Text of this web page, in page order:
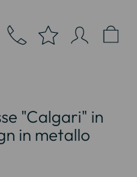
"Calgari" in
in metallo